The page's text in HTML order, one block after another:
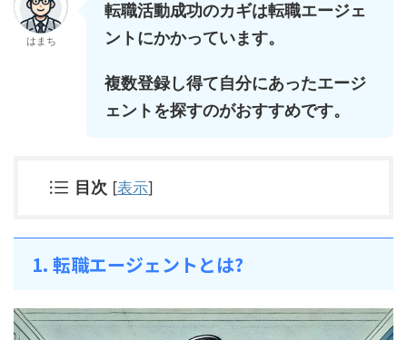
はまち
転職活動成功のカギは転職エージェ
ントにかかっています。
複数登録し得て自分にあったエージ
ェントを探すのがおすすめです。
目次 [表示]
1. 転職エージェントとは?